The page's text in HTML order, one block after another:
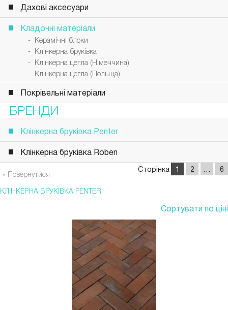
Дахові аксесуари
Кладочні матеріали
- Керамічні блоки
- Клінкерна бруківка
- Клінкерна цегла (Німеччина)
- Клінкерна цегла (Польща)
Покрівельні матеріали
БРЕНДИ
Клінкерна бруківка Penter
Клінкерна бруківка Roben
« Повернутися
Сторінка 1 2 6
КЛІНКЕРНА БРУКІВКА PENTER
Сортувати по ціні